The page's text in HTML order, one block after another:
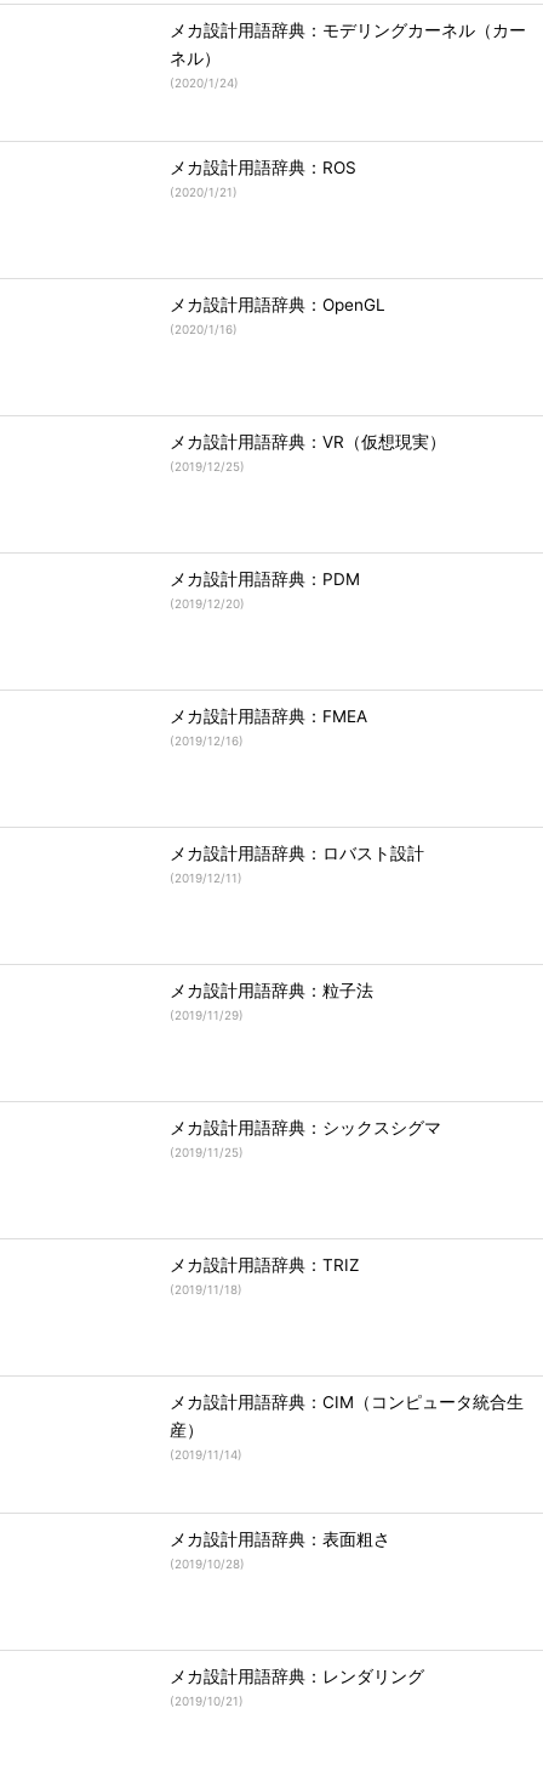
メカ設計用語辞典：モデリングカーネル（カー
ネル）
(2020/1/24)
メカ設計用語辞典：ROS
(2020/1/21)
メカ設計用語辞典：OpenGL
(2020/1/16)
メカ設計用語辞典：VR（仮想現実）
(2019/12/25)
メカ設計用語辞典：PDM
(2019/12/20)
メカ設計用語辞典：FMEA
(2019/12/16)
メカ設計用語辞典：ロバスト設計
(2019/12/11)
メカ設計用語辞典：粒子法
(2019/11/29)
メカ設計用語辞典：シックスシグマ
(2019/11/25)
メカ設計用語辞典：TRIZ
(2019/11/18)
メカ設計用語辞典：CIM（コンピュータ統合生
産）
(2019/11/14)
メカ設計用語辞典：表面粗さ
(2019/10/28)
メカ設計用語辞典：レンダリング
(2019/10/21)